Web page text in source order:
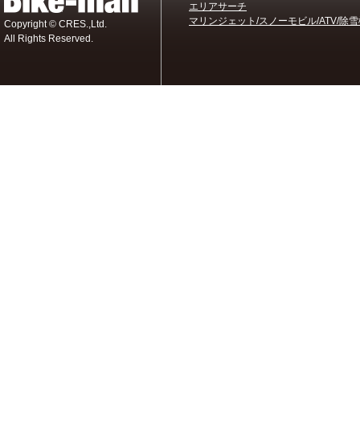
Copyright © CRES.,Ltd.
All Rights Reserved.
エリアサーチ
マリンジェット/スノーモビル/ATV/除